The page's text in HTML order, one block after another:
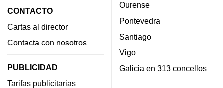
CONTACTO
Cartas al director
Contacta con nosotros
PUBLICIDAD
Tarifas publicitarias
Ourense
Pontevedra
Santiago
Vigo
Galicia en 313 concellos